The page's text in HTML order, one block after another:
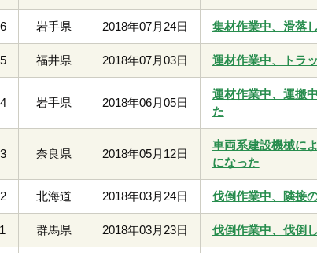
岩手県 2018年07月24日 集材作業中、滑落
福井県 2018年07月03日 運材作業中、トラ
岩手県 2018年06月05日
運材作業中、運搬
た
奈良県 2018年05月12日
車両系建設機械に
になった
北海道 2018年03月24日 伐倒作業中、隣接
群馬県 2018年03月23日 伐倒作業中、伐倒